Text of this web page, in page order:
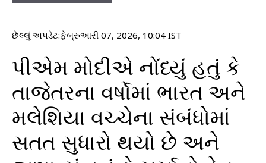
છેલ્લું અપડેટ:ફેબ્રુઆરી 07, 2026, 10:04 IST
પીએમ મોદીએ નોંધ્યું હતું કે
તાજેતરના વર્ષોમાં ભારત અને
મલેશિયા વચ્ચેના સંબંધોમાં
સતત સુધારો થયો છે અને